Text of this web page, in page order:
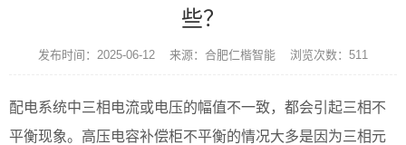
些？
发布时间：2025-06-12 来源：合肥仁楷智能 浏览次数：511
配电系统中三相电流或电压的幅值不一致，都会引起三相不
平衡现象。高压电容补偿柜不平衡的情况大多是因为三相元